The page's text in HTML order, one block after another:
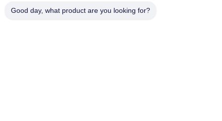
Good day, what product are you looking for?